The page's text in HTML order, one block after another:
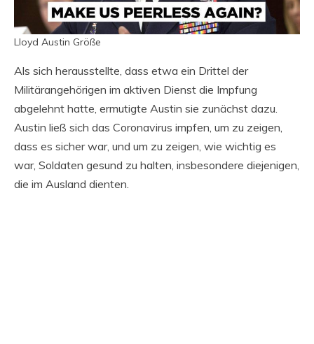
Lloyd Austin Größe
Als sich herausstellte, dass etwa ein Drittel der
Militärangehörigen im aktiven Dienst die Impfung
abgelehnt hatte, ermutigte Austin sie zunächst dazu.
Austin ließ sich das Coronavirus impfen, um zu zeigen,
dass es sicher war, und um zu zeigen, wie wichtig es
war, Soldaten gesund zu halten, insbesondere diejenigen,
die im Ausland dienten.